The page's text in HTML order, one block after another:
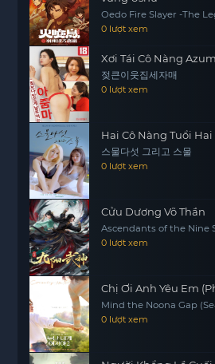
sự thay đổi. Liệuhttps://mot
tội phạm này có thể trở thành
mà xã hội cần? Hãy cùng theo
câu trả lời trong bộ phim đầy
Oedo Fire Slayer -The
0 lượt xem
Xơi Tái Cô Nàng
젖큰이웃집세자매
0 lượt xem
Hai Cô Nàng Tuổi
스물다섯 그리고 스물
0 lượt xem
Cửu Dương Võ Thần
Ascendants of the Nine
0 lượt xem
Chị Ơi Anh Yêu Em
Mind the Noona Gap
0 lượt xem